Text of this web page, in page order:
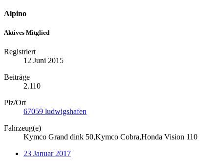
Alpino
Aktives Mitglied
Registriert
12 Juni 2015
Beiträge
2.110
Plz/Ort
67059 ludwigshafen
Fahrzeug(e)
Kymco Grand dink 50,Kymco Cobra,Honda Vision 110
23 Januar 2017